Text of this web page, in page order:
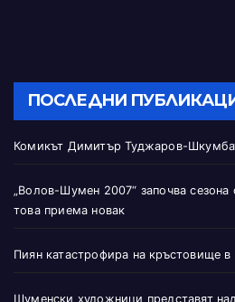
ПОСЛЕДНИ
Комикът Димитър Туджаров-
„Волов-Шумен 2007“ започва сезона
това приема новак
Пиян катастрофира на кръстовище в
Шуменски художници представят